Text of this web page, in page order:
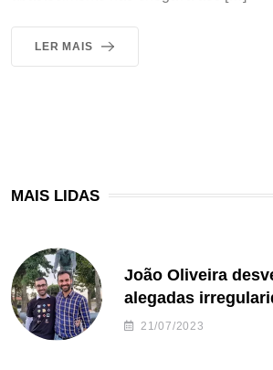
LER MAIS
MAIS LIDAS
João Oliveira
alegadas
de Freguesia S.
21/07/2023